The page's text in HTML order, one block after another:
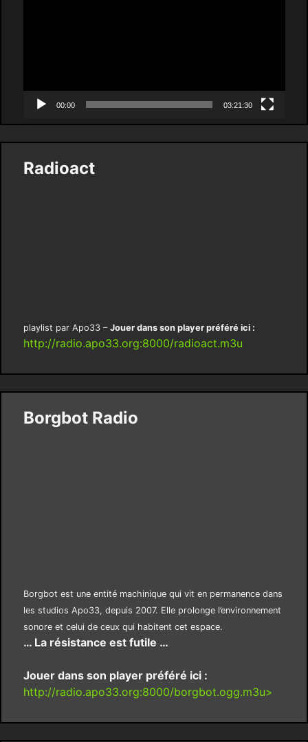
00:00 03:21:30
Radioact
playlist par Apo33 – Jouer dans son player préféré ici :
http://radio.apo33.org:8000/radioact.m3u
Borgbot Radio
Borgbot est une entité machinique qui vit en permanence dans
les studios Apo33, depuis 2007. Elle prolonge l’environnement
sonore et celui de ceux qui habitent cet espace.
… La résistance est futile …
Jouer dans son player préféré ici :
http://radio.apo33.org:8000/borgbot.ogg.m3u>